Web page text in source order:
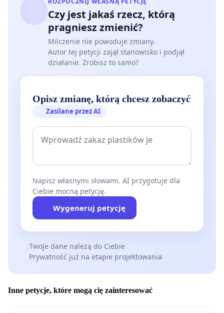
Czy jest jakaś rzecz, którą
pragniesz zmienić?
Milczenie nie powoduje zmiany.
Autor tej petycji zajął stanowisko i podjął
działanie. Zrobisz to samo?
Opisz zmianę, którą chcesz zobaczyć
Zasilane przez AI
Napisz własnymi słowami. AI przygotuje dla
Ciebie mocną petycję.
Wygeneruj petycję
Twoje dane należą do Ciebie
Prywatność już na etapie projektowania
Inne petycje, które mogą cię zainteresować